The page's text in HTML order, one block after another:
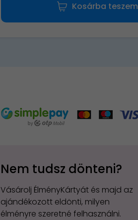
Kosárba teszem
Nem tudsz dönteni?
Vásárolj ÉlményKártyát és majd az
ajándékozott eldönti, milyen
élményre szeretné felhasználni.